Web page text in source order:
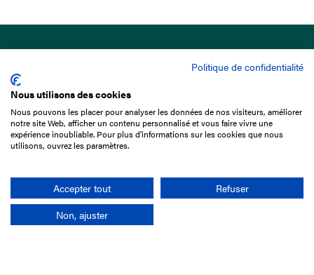
15 Boulevard de Douaumont
75017 Paris
01 49 10 20 29
Rechercher
Politique de confidentialité
Nous utilisons des cookies
Nous pouvons les placer pour analyser les données de nos visiteurs, améliorer
notre site Web, afficher un contenu personnalisé et vous faire vivre une
expérience inoubliable. Pour plus d'informations sur les cookies que nous
utilisons, ouvrez les paramètres.
Accepter tout
Refuser
Non, ajuster